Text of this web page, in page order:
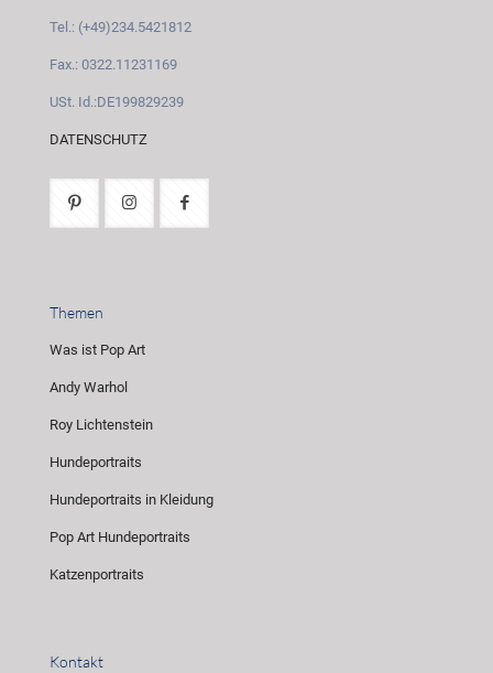
Tel.: (+49)234.5421812
Fax.: 0322.11231169
USt. Id.:DE199829239
DATENSCHUTZ
Themen
Was ist Pop Art
Andy Warhol
Roy Lichtenstein
Hundeportraits
Hundeportraits in Kleidung
Pop Art Hundeportraits
Katzenportraits
Kontakt